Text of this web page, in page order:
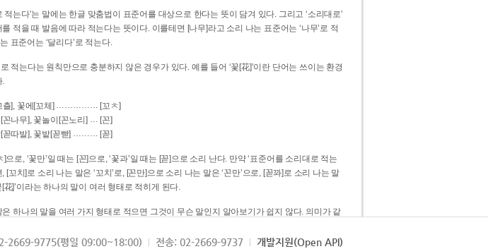
적는다’는 말에는 한글 맞춤법이 표준어를 대상으로 한다는 뜻이 담겨 있다. 그리고 ‘소리대로’
라 적는다는 뜻이다. 이를테면 [나무]라고 소리 나는 표준어는 ‘나무’로 적
표준어는 ‘달리다’로 적는다.
적는다는 원칙만으로 충분하지 않은 경우가 있다. 예를 들어 ‘꽃[花]’이란 단어는 쓰이는 환경
.
], 꽃에[꼬체] …………… [꼬ㅊ]
나무], 꽃놀이[꼰노리] … [꼰]
따발], 꽃밭[꼳빧] ……… [꼳]
]으로, ‘꽃만’일 때는 [꼰]으로, ‘꽃과’일 때는 [꼳]으로 소리 난다. 만약 ‘표준어를 소리대로 적는
치’로, [꼰만]으로 소리 나는 말은 ‘꼰만’으로, [꼳꽈]로 소리 나는 말
[花]’이라는 하나의 말이 여러 형태로 적히게 된다.
하나의 말을 여러 가지 형태로 적으면 그것이 무슨 말인지 알아보기가 쉽지 않다. 의미가 같
악하는 데 효과적이다.
2669-9775(평일 09:00~18:00) 전송: 02-2669-9737 개발지원(Open API)